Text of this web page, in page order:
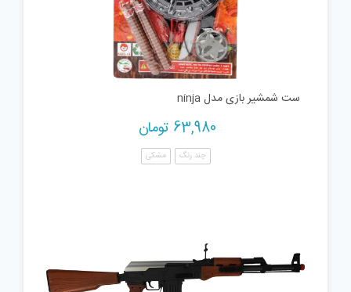
ست شمشیر بازی مدل ninja
63,980 تومان
چند رنگ مشکی